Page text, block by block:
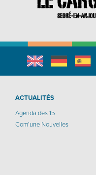
English Allemandespagnol
ACTUALITÉS
Agenda des 15
Com’une Nouvelles